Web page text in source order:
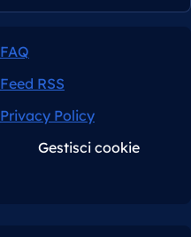
FAQ
Feed RSS
Privacy Policy
Gestisci cookie